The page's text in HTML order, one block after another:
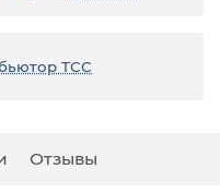
ТСС
Отзывы